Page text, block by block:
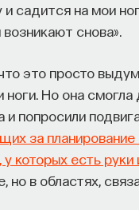
садится на мои
снова».
это просто
Но она смогла
попросили
за
которых есть руки
в областях,